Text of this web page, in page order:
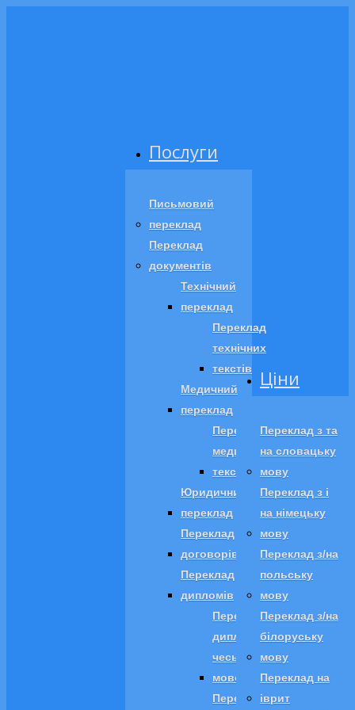
Послуги
Письмовий
переклад
Переклад
документів
Технічний
переклад
Переклад
технічних
текстів
Медичний
переклад
Переклад
медичних
текстів
Юридичний
переклад
Переклад
договорів
Переклад
дипломів
Переклад
диплома
чеською
мовою
Переклад
Ціни
Переклад з та
на словацьку
мову
Переклад з і
на німецьку
мову
Переклад з/на
польську
мову
Переклад з/на
білоруську
мову
Переклад на
іврит